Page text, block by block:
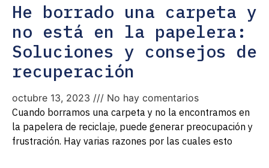
He borrado una carpeta y
no está en la papelera:
Soluciones y consejos de
recuperación
octubre 13, 2023
No hay comentarios
Cuando borramos una carpeta y no la encontramos en
la papelera de reciclaje, puede generar preocupación y
frustración. Hay varias razones por las cuales esto